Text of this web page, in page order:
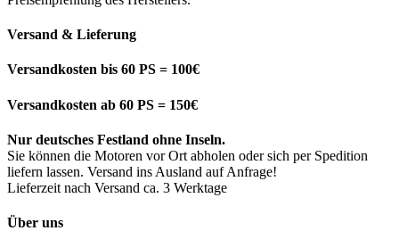
Versand & Lieferung
Versandkosten bis 60 PS = 100€
Versandkosten ab 60 PS = 150€
Nur deutsches Festland ohne Inseln.
Sie können die Motoren vor Ort abholen oder sich per Spedition
liefern lassen. Versand ins Ausland auf Anfrage!
Lieferzeit nach Versand ca. 3 Werktage
Über uns